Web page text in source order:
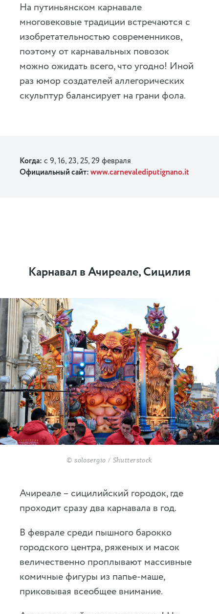
На путиньянском карнавале
многовековые традиции встречаются с
изобретательностью современников,
поэтому от карнавальных повозок
можно ожидать всего, что угодно! Иной
раз юмор создателей аллегорических
скульптур балансирует на грани фола.
Когда: с 9, 16, 23, 25, 29 февраля
Официальный сайт:www.carnevalediputignano.it
Карнавал в Ачиреале, Сицилия
© solosergio / Shutterstock
Ачиреале – сицилийский городок, где
проходит сразу два карнавала в год.
В феврале среди пышного барокко
городского центра, ряженых и масок
величественно проплывают массивные
комичные фигуры из папье-маше,
приковывая всеобщее внимание.